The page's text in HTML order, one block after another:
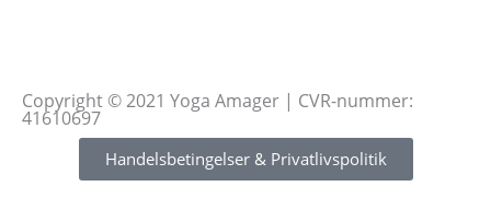
k a
m
Copyright © 2021 Yoga Amager | CVR-nummer:
41610697
Handelsbetingelser & Privatlivspolitik